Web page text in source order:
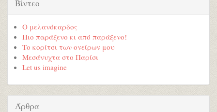
Βίντεο
Ο μελανόκαρδος
Πιο παράξενο κι από παράξενο!
Το κορίτσι των ονείρων μου
Μεσάνυχτα στο Παρίσι
Let us imagine
Άρθρα